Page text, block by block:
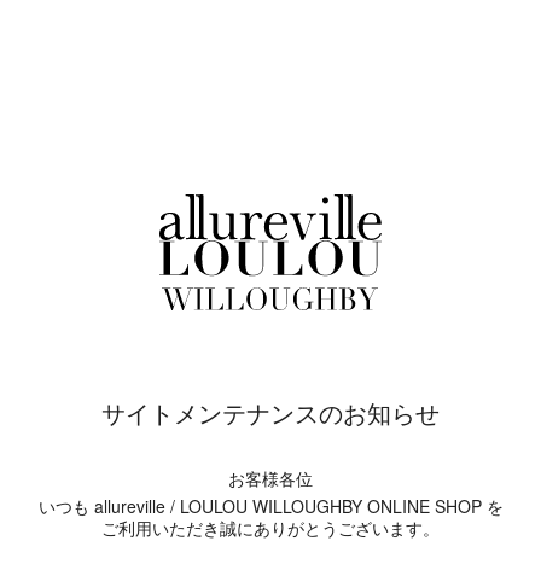
サイトメンテナンスのお知らせ
お客様各位
いつも allureville / LOULOU WILLOUGHBY ONLINE SHOP を
ご利用いただき誠にありがとうございます。